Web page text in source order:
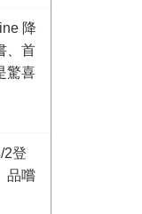
降
、首
驚喜
2登
品嚐